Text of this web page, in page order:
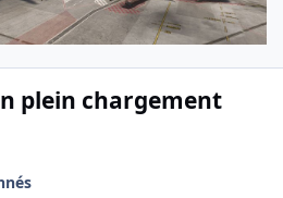
plein chargement